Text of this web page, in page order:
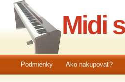
Midi
Podmienky Ako nakupovať?